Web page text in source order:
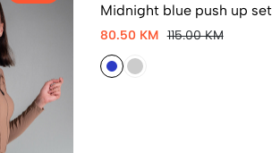
Midnight blue push up set
80.50 KM 115.00 KM